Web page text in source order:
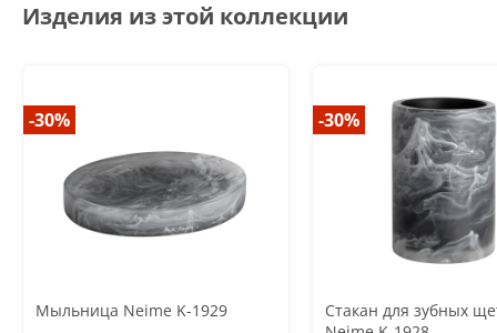
Изделия из этой коллекции
-30%
Мыльница Neime K-1929
-30%
Стакан для зубных